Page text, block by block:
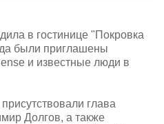
в гостинице "Покровка
были приглашены
и известные люди в
глава
Долгов, а также